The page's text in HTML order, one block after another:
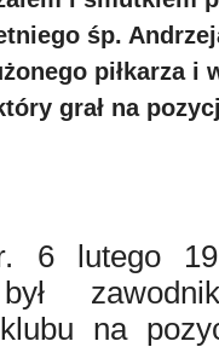
śp.
piłkarza
grał na
6 lutego
na